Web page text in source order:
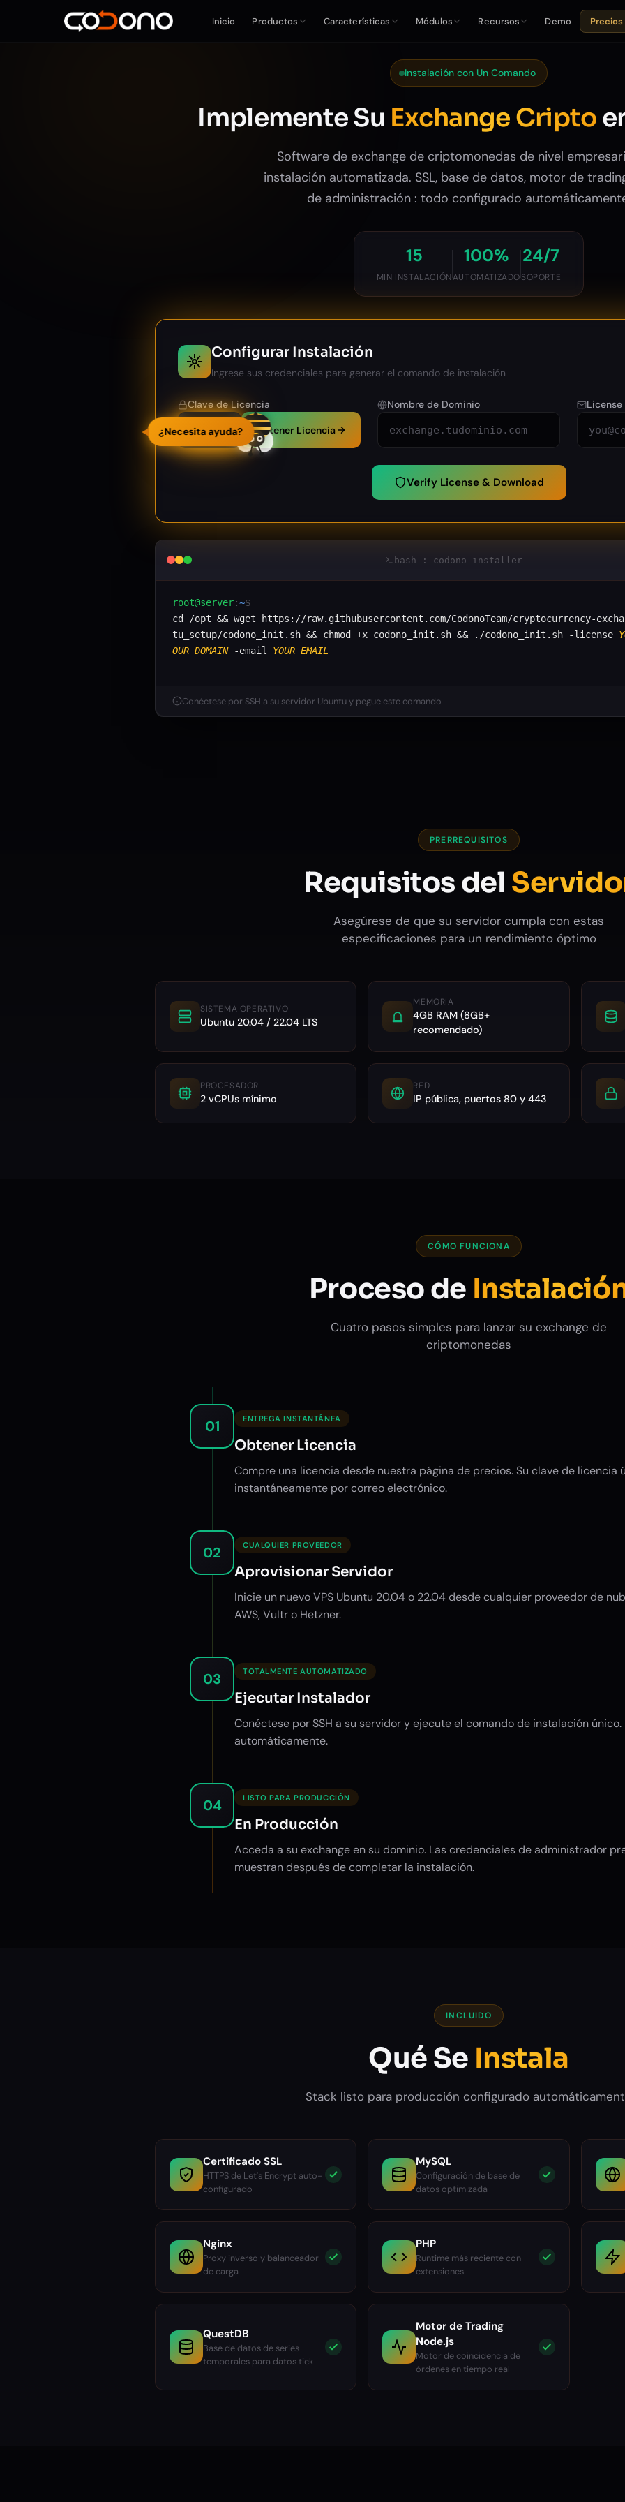
Inicio Productos Características Módulos Recursos Demo Precios
Instalación con Un Comando
Implemente Su Exchange Cripto
Software de exchange de criptomonedas de nivel
instalación automatizada. SSL, base de datos, motor de
de administración : todo configurado
15
MIN INSTALACIÓN
100%
AUTOMATIZADO
24/7
SOPORTE
Configurar Instalación
Ingrese sus credenciales para generar el comando de instalación
Clave de Licencia
Obtener Licencia
Nombre de Dominio License
Verify License & Download
bash : codono-installer
root@server:~$
cd /opt && wget https://raw.githubusercontent.com/CodonoTeam/cryptocurrency-
tu_setup/codono_init.sh && chmod +x codono_init.sh && ./codono_init.sh -license
OUR_DOMAIN-email YOUR_EMAIL
Conéctese por SSH a su servidor Ubuntu y pegue este comando
PRERREQUISITOS
Requisitos del
Asegúrese de que su servidor cumpla con estas
especificaciones para un rendimiento óptimo
SISTEMA OPERATIVO
Ubuntu 20.04 / 22.04 LTS
MEMORIA
4GB RAM (8GB+
recomendado)
PROCESADOR
2 vCPUs mínimo
RED
IP pública, puertos 80 y 443
CÓMO FUNCIONA
Proceso de
Cuatro pasos simples para lanzar su exchange de
criptomonedas
01 ENTREGA INSTANTÁNEA
Obtener Licencia
Compre una licencia desde nuestra página de precios. Su clave de licencia
instantáneamente por correo electrónico.
02 CUALQUIER PROVEEDOR
Aprovisionar Servidor
Inicie un nuevo VPS Ubuntu 20.04 o 22.04 desde cualquier proveedor de
AWS, Vultr o Hetzner.
03 TOTALMENTE AUTOMATIZADO
Ejecutar Instalador
Conéctese por SSH a su servidor y ejecute el comando de instalación
automáticamente.
04 LISTO PARA PRODUCCIÓN
En Producción
Acceda a su exchange en su dominio. Las credenciales de administrador
muestran después de completar la instalación.
INCLUIDO
Qué Se Instala
Stack listo para producción configurado
Certificado SSL
HTTPS de Let's Encrypt auto-
configurado
MySQL
Configuración de base de
datos optimizada
Nginx
Proxy inverso y balanceador
de carga
PHP
Runtime más reciente con
extensiones
QuestDB
Base de datos de series
temporales para datos tick
Motor de Trading
Node.js
Motor de coincidencia de
órdenes en tiempo real